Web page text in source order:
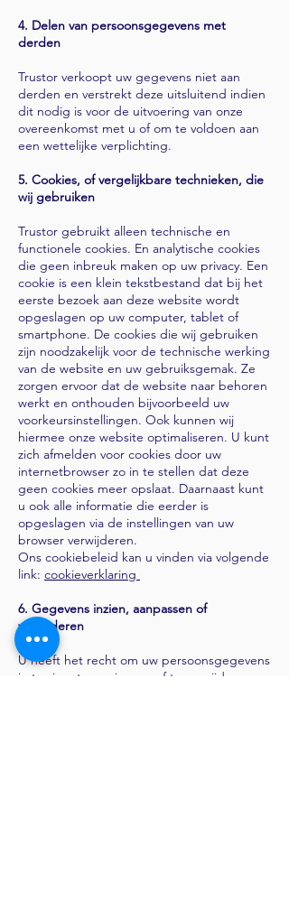
4. Delen van persoonsgegevens met
derden
Trustor verkoopt uw gegevens niet aan
derden en verstrekt deze uitsluitend indien
dit nodig is voor de uitvoering van onze
overeenkomst met u of om te voldoen aan
een wettelijke verplichting.
5. Cookies, of vergelijkbare technieken, die
wij gebruiken
Trustor gebruikt alleen technische en
functionele cookies. En analytische cookies
die geen inbreuk maken op uw privacy. Een
cookie is een klein tekstbestand dat bij het
eerste bezoek aan deze website wordt
opgeslagen op uw computer, tablet of
smartphone. De cookies die wij gebruiken
zijn noodzakelijk voor de technische werking
van de website en uw gebruiksgemak. Ze
zorgen ervoor dat de website naar behoren
werkt en onthouden bijvoorbeeld uw
voorkeursinstellingen. Ook kunnen wij
hiermee onze website optimaliseren. U kunt
zich afmelden voor cookies door uw
internetbrowser zo in te stellen dat deze
geen cookies meer opslaat. Daarnaast kunt
u ook alle informatie die eerder is
opgeslagen via de instellingen van uw
browser verwijderen.
Ons cookiebeleid kan u vinden via volgende
link: cookieverklaring
6. Gegevens inzien, aanpassen of
verwijderen
U heeft het recht om uw persoonsgegevens
in te zien, te corrigeren of te verwijderen.